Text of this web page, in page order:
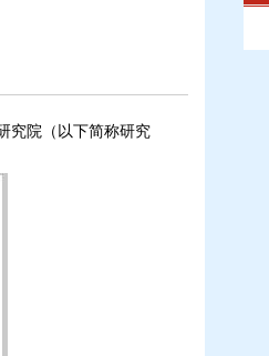
究院（以下简称研究